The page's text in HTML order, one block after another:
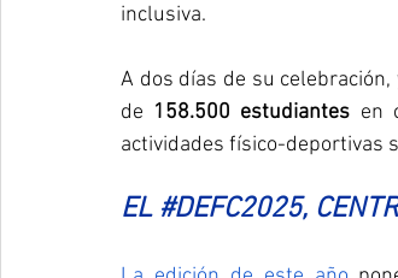
inclusiva.
A dos días de su
de 158.500 estudiantes en
actividades físico-deportivas
EL #DEFC2025,